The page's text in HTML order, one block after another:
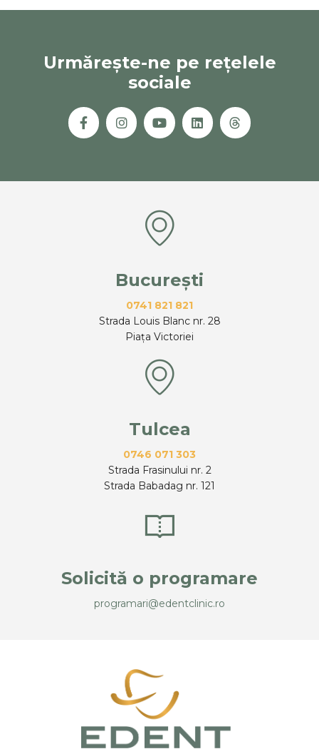
Urmărește-ne pe rețelele
sociale
București
0741 821 821
Strada Louis Blanc nr. 28
Piața Victoriei
Tulcea
0746 071 303
Strada Frasinului nr. 2
Strada Babadag nr. 121
Solicită o programare
programari@edentclinic.ro